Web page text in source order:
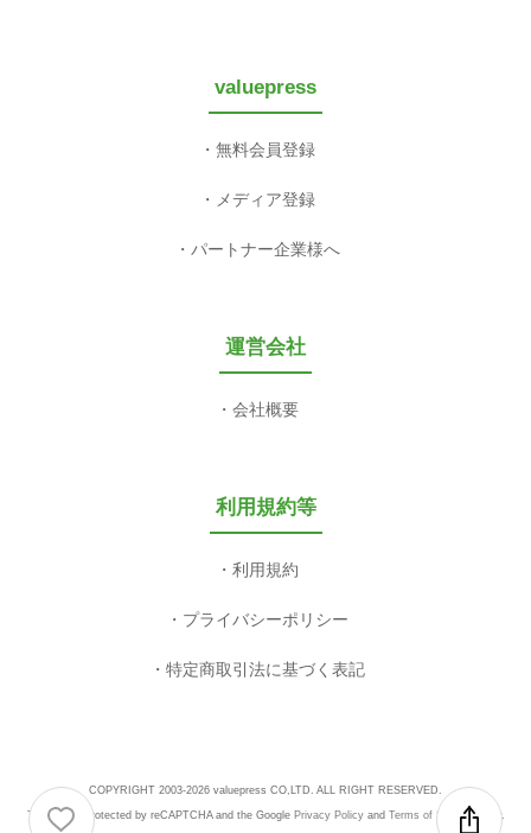
valuepress
無料会員登録
メディア登録
パートナー企業様へ
運営会社
会社概要
利用規約等
利用規約
プライバシーポリシー
特定商取引法に基づく表記
COPYRIGHT 2003-2026 valuepress CO,LTD. ALL RIGHT RESERVED.
This site is protected by reCAPTCHA and the Google Privacy Policyand Terms of Serviceapply.